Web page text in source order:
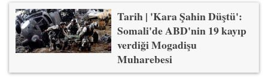
Tarih | 'Kara Şahin Düştü':
Somali'de ABD'nin 19 kayıp
verdiği Mogadişu
Muharebesi